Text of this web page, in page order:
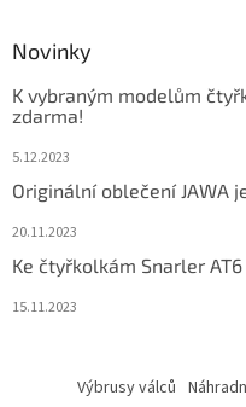
Novinky
K vybraným modelům
zdarma!
5.12.2023
Originální oblečení JAWA
20.11.2023
Ke čtyřkolkám Snarler
15.11.2023
Výbrusy válců